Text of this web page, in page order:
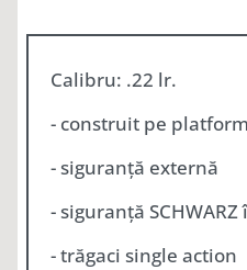
Calibru: .22 lr.
- construit pe
- siguranță externă
- siguranță SCHWARZ
- trăgaci single action